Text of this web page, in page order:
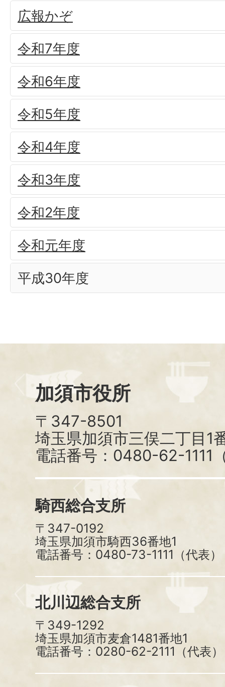
広報かぞ
令和7年度
令和6年度
令和5年度
令和4年度
令和3年度
令和2年度
令和元年度
平成30年度
加須市役所
〒347-8501
埼玉県加須市三俣二丁目1
電話番号：0480-62-1111
騎西総合支所
〒347-0192
埼玉県加須市騎西36番地1
電話番号：0480-73-1111（代表）
北川辺総合支所
〒349-1292
埼玉県加須市麦倉1481番地1
電話番号：0280-62-2111（代表）